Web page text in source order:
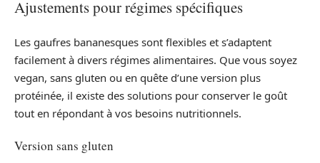
Ajustements pour régimes spécifiques
Les gaufres bananesques sont flexibles et s’adaptent
facilement à divers régimes alimentaires. Que vous soyez
vegan, sans gluten ou en quête d’une version plus
protéinée, il existe des solutions pour conserver le goût
tout en répondant à vos besoins nutritionnels.
Version sans gluten